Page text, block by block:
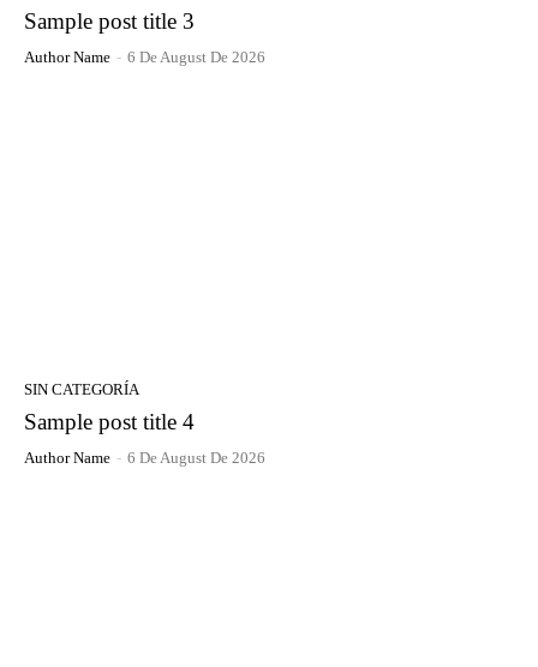
Sample post title 3
Author Name - 6 De August De 2026
SIN CATEGORÍA
Sample post title 4
Author Name - 6 De August De 2026